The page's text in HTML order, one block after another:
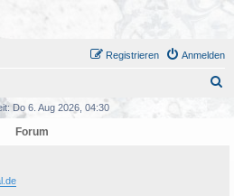
Anmelden
Registrieren
Do 6. Aug 2026, 04:30
Forum